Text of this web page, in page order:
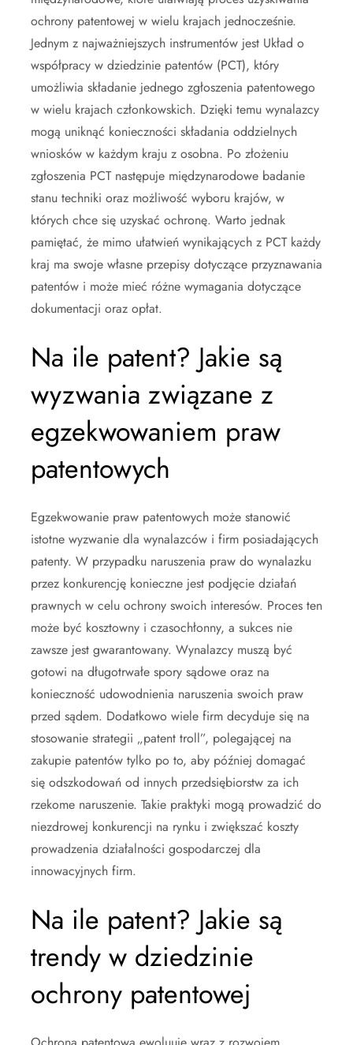
ochrony patentowej w wielu krajach jednocześnie.
Jednym z najważniejszych instrumentów jest Układ o
współpracy w dziedzinie patentów (PCT), który
umożliwia składanie jednego zgłoszenia patentowego
w wielu krajach członkowskich. Dzięki temu wynalazcy
mogą uniknąć konieczności składania oddzielnych
wniosków w każdym kraju z osobna. Po złożeniu
zgłoszenia PCT następuje międzynarodowe badanie
stanu techniki oraz możliwość wyboru krajów, w
których chce się uzyskać ochronę. Warto jednak
pamiętać, że mimo ułatwień wynikających z PCT każdy
kraj ma swoje własne przepisy dotyczące przyznawania
patentów i może mieć różne wymagania dotyczące
dokumentacji oraz opłat.
Na ile patent? Jakie są
wyzwania związane z
egzekwowaniem praw
patentowych
Egzekwowanie praw patentowych może stanowić
istotne wyzwanie dla wynalazców i firm posiadających
patenty. W przypadku naruszenia praw do wynalazku
przez konkurencję konieczne jest podjęcie działań
prawnych w celu ochrony swoich interesów. Proces ten
może być kosztowny i czasochłonny, a sukces nie
zawsze jest gwarantowany. Wynalazcy muszą być
gotowi na długotrwałe spory sądowe oraz na
konieczność udowodnienia naruszenia swoich praw
przed sądem. Dodatkowo wiele firm decyduje się na
stosowanie strategii „patent troll”, polegającej na
zakupie patentów tylko po to, aby później domagać
się odszkodowań od innych przedsiębiorstw za ich
rzekome naruszenie. Takie praktyki mogą prowadzić do
niezdrowej konkurencji na rynku i zwiększać koszty
prowadzenia działalności gospodarczej dla
innowacyjnych firm.
Na ile patent? Jakie są
trendy w dziedzinie
ochrony patentowej